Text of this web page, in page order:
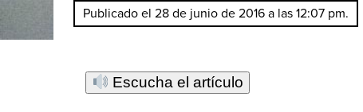
Publicado el 28 de junio de 2016 a las 12:07 pm.
Escucha el artículo